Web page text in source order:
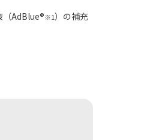
（AdBlue®※1）の補充